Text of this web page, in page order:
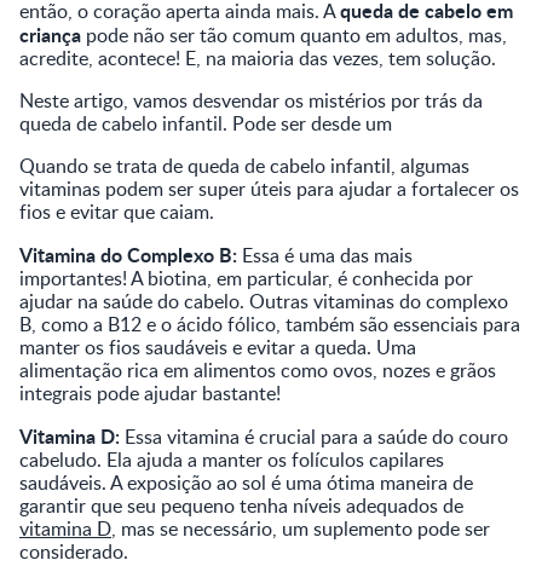
então, o coração aperta ainda mais. Aqueda de cabelo em
criança pode não ser tão comum quanto em adultos, mas,
acredite, acontece! E, na maioria das vezes, tem solução.
Neste artigo, vamos desvendar os mistérios por trás da
queda de cabelo infantil. Pode ser desde um
Quando se trata de queda de cabelo infantil, algumas
vitaminas podem ser super úteis para ajudar a fortalecer os
fios e evitar que caiam.
Vitamina do Complexo B: Essa é uma das mais
importantes! A biotina, em particular, é conhecida por
ajudar na saúde do cabelo. Outras vitaminas do complexo
B, como a B12 e o ácido fólico, também são essenciais para
manter os fios saudáveis e evitar a queda. Uma
alimentação rica em alimentos como ovos, nozes e grãos
integrais pode ajudar bastante!
Vitamina D: Essa vitamina é crucial para a saúde do couro
cabeludo. Ela ajuda a manter os folículos capilares
saudáveis. A exposição ao sol é uma ótima maneira de
garantir que seu pequeno tenha níveis adequados de
vitamina D, mas se necessário, um suplemento pode ser
considerado.